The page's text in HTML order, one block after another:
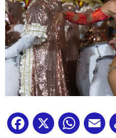
Facebook
X